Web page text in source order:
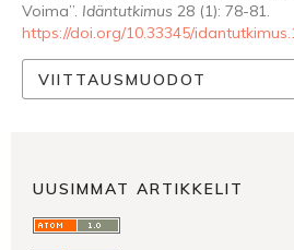
Voima”. Idäntutkimus 28 (1): 78-81.
https://doi.org/10.33345/
VIITTAUSMUODOT
UUSIMMAT ARTIKKELIT